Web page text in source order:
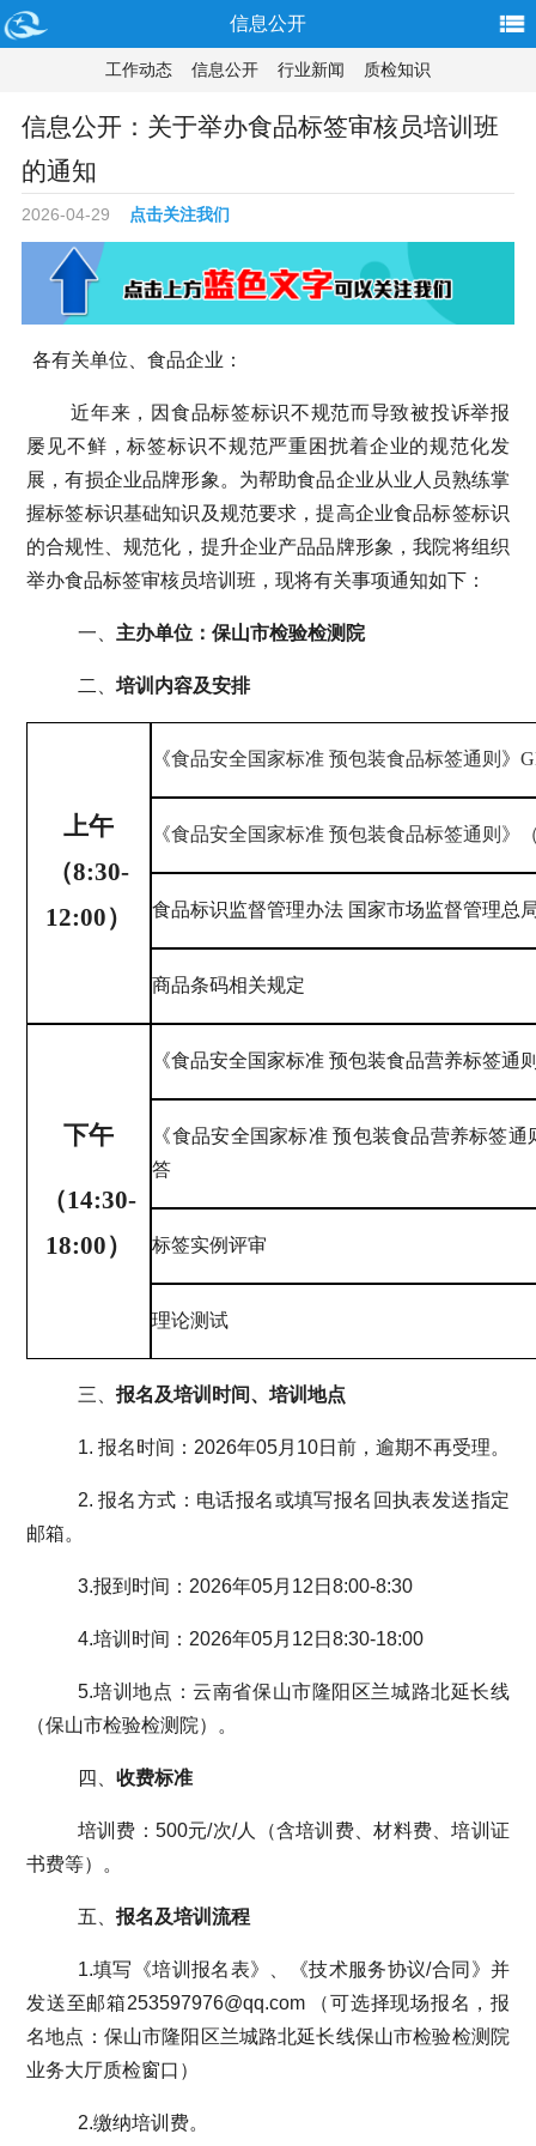
信息公开
工作动态 信息公开 行业新闻 质检知识
信息公开：关于举办食品标签审核员培训班
的通知
2026-04-29 点击关注我们
各有关单位、食品企业 ：
近年来，因食品标签标识不规范而导致被投诉举报
屡见不鲜，标签标识不规范严重困扰着企业的规范化发
展，有损企业品牌形象。为帮助食品企业从业人员熟练掌
握标签标识基础知识及规范要求，提高企业食品标签标识
的合规性、规范化，提升企业产品品牌形象，我院将组织
举办食品标签审核员培训班，现将有关事项通知如下：
一、 主办单位：保山市检验检测院
二、 培训内容及安排
上午
（8:30-
12:00）
《食品安全国家标准 预包装食品标签通则 》
《食品安全国家标准 预包装食品标签通则》
食品标识监督管理办法 国家市场监督管理总
商品条码相关规定
下午
（14:30-
18:00）
《食品安全国家标准 预包装食品营养标签通
《食品安全国家标准 预包装食品营养标签通
答
标签实例评审
理论测试
三、 报名及培训时间、培训地点
1. 报名时间： 2026年05月 10日前，逾期不再受理。
2. 报名方式：电话报名或填写报名回执表发送指定
邮箱。
3.报到时间： 2026年05月 12 日 8:00-8:30
4.培训时间： 2026年05月 12 日 8:30-18:00
5.培训地点：云南省保山市隆阳区兰城路北延长线
（保山市检验检测院）。
四、 收费标准
培训费： 500元/次/人（含培训费、材料费、培训证
书费等）。
五、 报名及培训流程
1.填写《培训报名表》、 《技术服务协议/合同》 并
发送至邮箱253597976@qq.com
（可选择现场报名，报
名地点： 保山市隆阳区兰城路北延长线保山市检验检测院
业务大厅质检窗口）
2.缴纳培训费。